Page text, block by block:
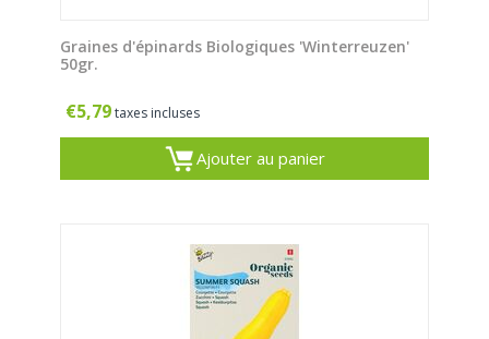
Graines d'épinards Biologiques 'Winterreuzen'
50gr.
€5,79taxes incluses
Ajouter au panier